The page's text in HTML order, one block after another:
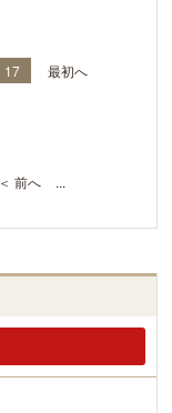
17
最初へ
＜ 前へ ...